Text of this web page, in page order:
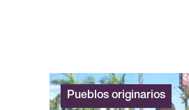
Pueblos originarios